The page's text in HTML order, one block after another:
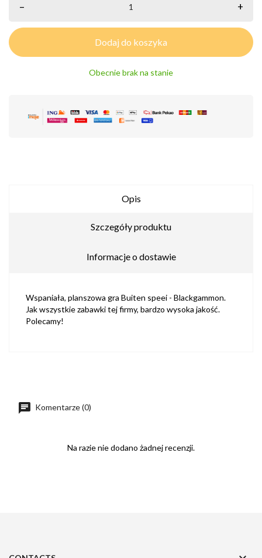
– +
Dodaj do koszyka
Obecnie brak na stanie
Opis
Szczegóły produktu
Informacje o dostawie
Wspaniała, planszowa gra Buiten speei - Blackgammon.
Jak wszystkie zabawki tej firmy, bardzo wysoka jakość.
Polecamy!
Komentarze (0)
Na razie nie dodano żadnej recenzji.